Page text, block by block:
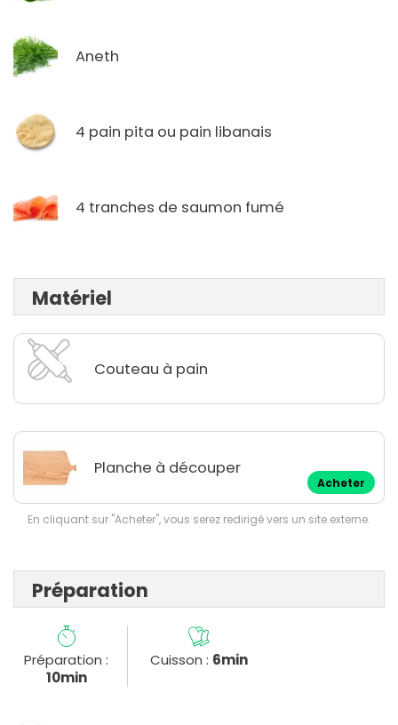
Aneth
4 pain pita ou pain libanais
4 tranches de saumon fumé
Matériel
Couteau à pain
Planche à découper
Acheter
En cliquant sur "Acheter", vous serez redirigé vers un site externe.
Préparation
Préparation :
10min
Cuisson : 6min